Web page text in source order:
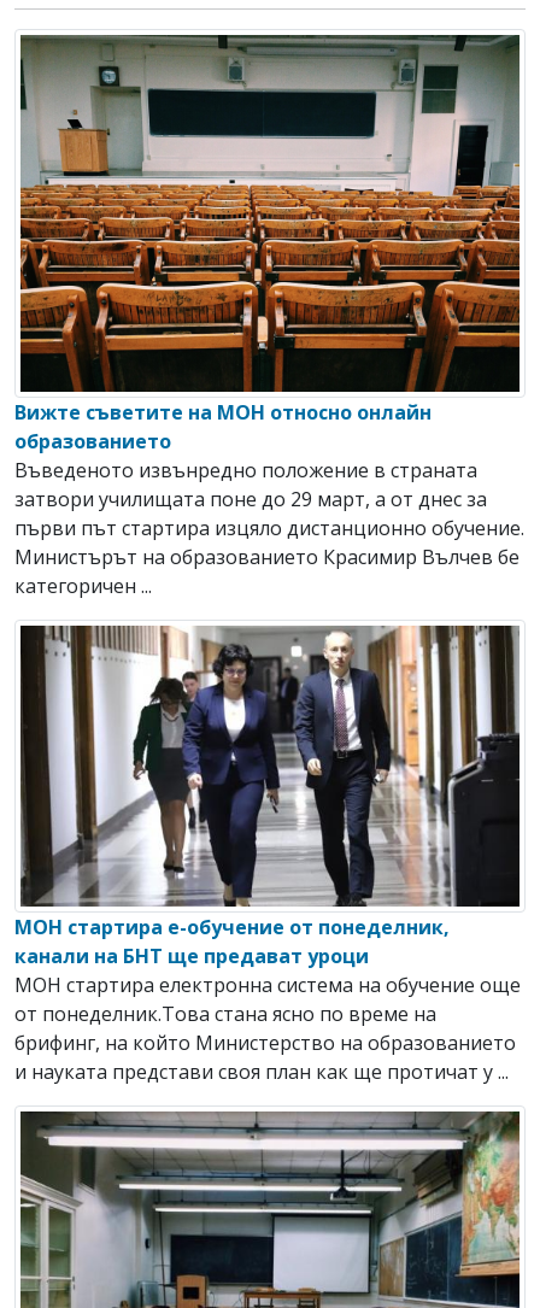
Вижте съветите на МОН относно онлайн
образованието
Въведеното извънредно положение в страната
затвори училищата поне до 29 март, а от днес за
първи път стартира изцяло дистанционно обучение.
Министърът на образованието Красимир Вълчев бе
категоричен ...
МОН стартира е-обучение от понеделник,
канали на БНТ ще предават уроци
МОН стартира електронна система на обучение още
от понеделник.Това стана ясно по време на
брифинг, на който Министерство на образованието
и науката представи своя план как ще протичат у ...